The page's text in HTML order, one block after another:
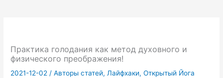
Практика голодания как метод духовного и
физического преображения!
2021-12-02 /Авторы статей, Лайфхаки,Открытый Йога